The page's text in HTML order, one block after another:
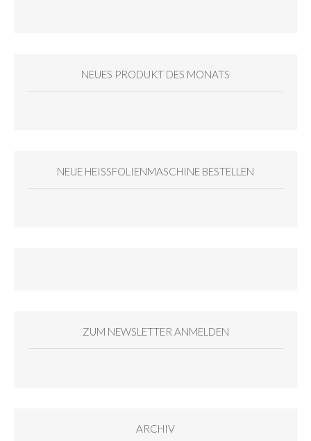
NEUES PRODUKT DES MONATS
NEUE HEISSFOLIENMASCHINE BESTELLEN
ZUM NEWSLETTER ANMELDEN
ARCHIV